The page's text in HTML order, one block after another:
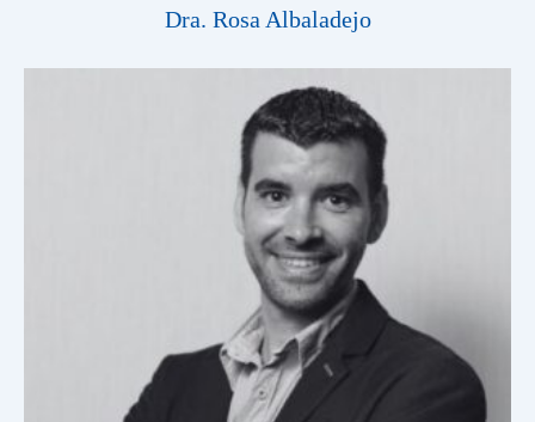
Dra. Rosa Albaladejo